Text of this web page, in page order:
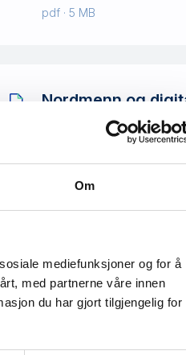
Om
mediefunksjoner og for å
med partnerne våre innen
du har gjort tilgjengelig for
pdf · 5 MB
Nordmenn og
Ungdom og